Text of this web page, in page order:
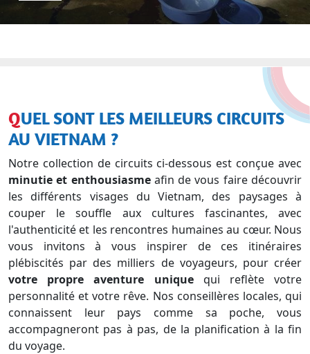
QUEL SONT LES MEILLEURS CIRCUITS
AU VIETNAM ?
Notre collection de circuits ci-dessous est conçue avec
minutie et enthousiasmeafin de vous faire découvrir
les différents visages du Vietnam, des paysages à
couper le souffle aux cultures fascinantes, avec
l'authenticité et les rencontres humaines au cœur. Nous
vous invitons à vous inspirer de ces itinéraires
plébiscités par des milliers de voyageurs, pour créer
votre propre aventure unique qui reflète votre
personnalité et votre rêve. Nos conseillères locales, qui
connaissent leur pays comme sa poche, vous
accompagneront pas à pas, de la planification à la fin
du voyage.